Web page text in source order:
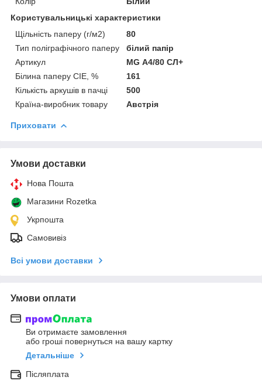
Користувальницькі характеристики
Щільність паперу (г/м2)
80
Тип поліграфічного паперу
білий папір
Артикул
MG А4/80 СЛ+
Білина паперу CIE, %
161
Кількість аркушів в пачці
500
Країна-виробник товару
Австрія
Приховати
Умови доставки
Нова Пошта
Магазини Rozetka
Укрпошта
Самовивіз
Всі умови доставки
Умови оплати
Ви отримаєте замовлення
або гроші повернуться на вашу картку
Детальніше
Післяплата